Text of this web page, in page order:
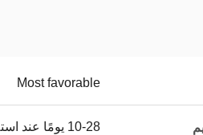
Most favorable
10-28 يومًا عند استلام الدفع